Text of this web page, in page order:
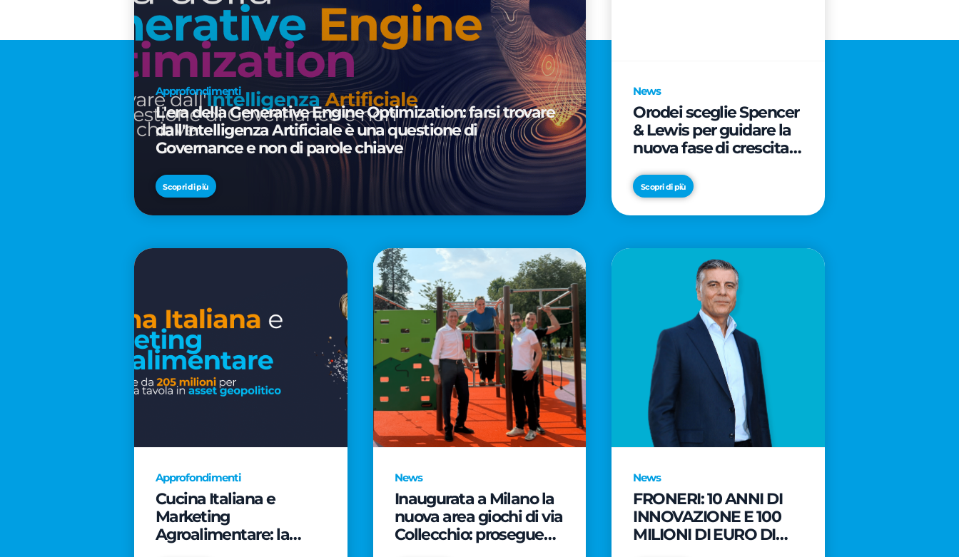
Approfondimenti
L'era della Generative Engine Optimization: farsi trovare
dall'Intelligenza Artificiale è una questione di
Governance e non di parole chiave
Scopri di più
News
Orodei sceglie Spencer
& Lewis per guidare la
nuova fase di crescita e
brand
Scopri di più
Approfondimenti
Cucina Italiana e
Marketing
Agroalimentare: la
News
Inaugurata a Milano la
nuova area giochi di via
Collecchio: prosegue
News
FRONERI: 10 ANNI DI
INNOVAZIONE E 100
MILIONI DI EURO DI